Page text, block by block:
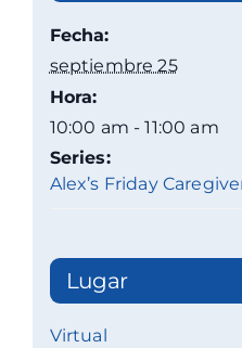
Fecha:
septiembre 25
Hora:
10:00 am - 11:00 am
Series:
Alex’s Friday
Lugar
Virtual